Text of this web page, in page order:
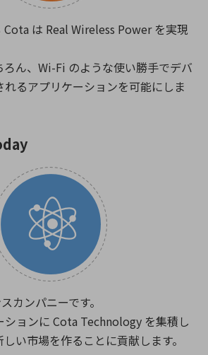
Cota は Real Wireless Power を実現
ん、Wi-Fi のような使い勝手でデバ
るアプリケーションを可能にしま
カンパニーです。
ションに Cota Technology を集積し
い市場を作ることに貢献します。